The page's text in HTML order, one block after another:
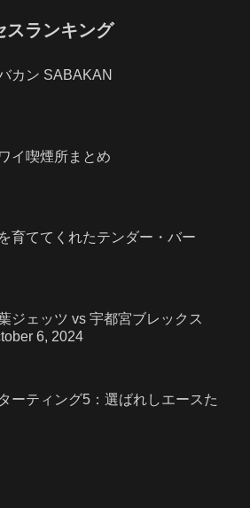
スランキング
カン SABAKAN
イ喫煙所まとめ
育ててくれたテンダー・バー
ジェッツ vs 宇都宮ブレックス
6, 2024
ーティング5：選ばれしエースた